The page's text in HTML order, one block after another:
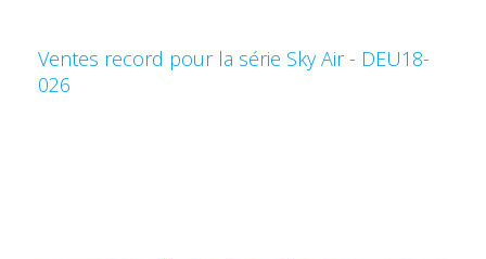
Ventes record pour la série Sky Air - DEU18-
026